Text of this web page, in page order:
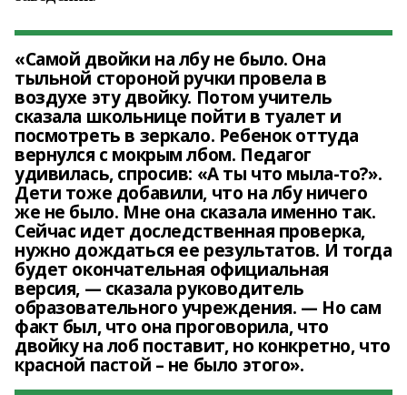
«Самой двойки на лбу не было. Она
тыльной стороной ручки провела в
воздухе эту двойку. Потом учитель
сказала школьнице пойти в туалет и
посмотреть в зеркало. Ребенок оттуда
вернулся с мокрым лбом. Педагог
удивилась, спросив: «А ты что мыла-то?».
Дети тоже добавили, что на лбу ничего
же не было. Мне она сказала именно так.
Сейчас идет доследственная проверка,
нужно дождаться ее результатов. И тогда
будет окончательная официальная
версия, — сказала руководитель
образовательного учреждения. — Но сам
факт был, что она проговорила, что
двойку на лоб поставит, но конкретно, что
красной пастой – не было этого».